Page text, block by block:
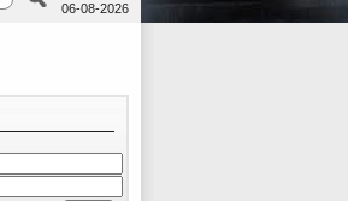
06-08-2026